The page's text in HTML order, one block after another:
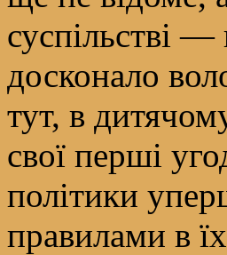
суспільстві
досконало
тут, в
свої перші
політики
правилами в